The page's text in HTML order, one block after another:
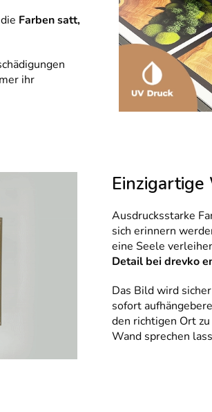
Farben satt,
ihr
Ausdrucksstarke
sich erinnern
eine Seele
Detail bei drevko
Das Bild wird
sofort
den richtigen Ort
Wand sprechen